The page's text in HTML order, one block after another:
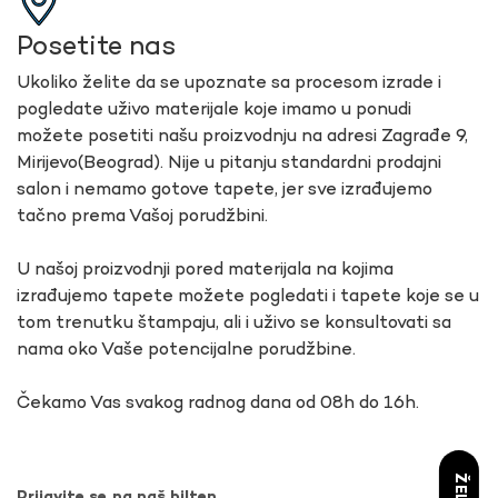
Posetite nas
Ukoliko želite da se upoznate sa procesom izrade i
pogledate uživo materijale koje imamo u ponudi
možete posetiti našu proizvodnju na adresi Zagrađe 9,
Mirijevo(Beograd). Nije u pitanju standardni prodajni
salon i nemamo gotove tapete, jer sve izrađujemo
tačno prema Vašoj porudžbini.
U našoj proizvodnji pored materijala na kojima
izrađujemo tapete možete pogledati i tapete koje se u
tom trenutku štampaju, ali i uživo se konsultovati sa
nama oko Vaše potencijalne porudžbine.
Čekamo Vas svakog radnog dana od 08h do 16h.